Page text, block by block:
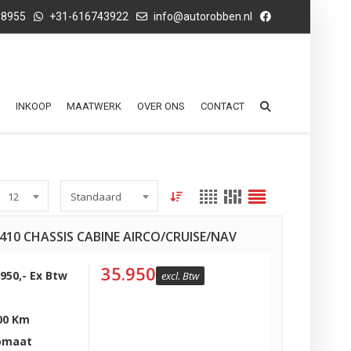
+31-616743922 info@autorobben.nl
INKOOP MAATWERK OVER ONS CONTACT
12 Standaard
CHASSIS CABINE AIRCO/CRUISE/NAV
Ex Btw
Km
35.950 excl. Btw